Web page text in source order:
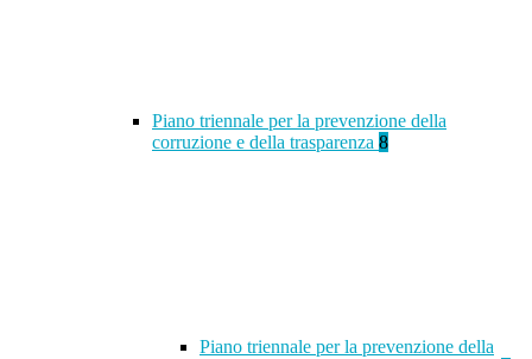
Piano triennale per la prevenzione della
corruzione e della trasparenza 8
Piano triennale per la prevenzione della